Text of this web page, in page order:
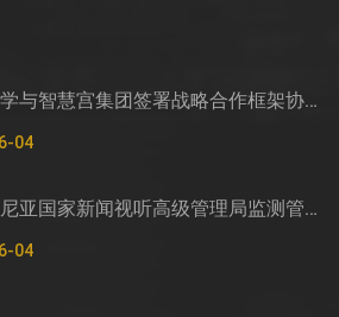
西南大学与智慧宫集团签署战略合作框架协议
04
毛里塔尼亚国家新闻视听高级管理局监测管控司司长穆罕默德·哈桑·埃萨利姆一行莅临智慧宫调研
04